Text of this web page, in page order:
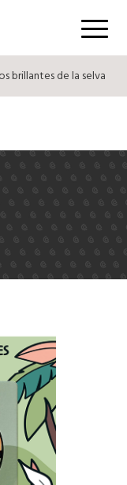
Menú
brillantes de la selva